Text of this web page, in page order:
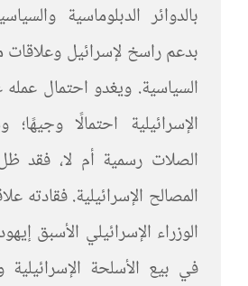
بالدوائر الدبلوماسية
بدعم راسخ لإسرائيل
السياسية. ويغدو احتمال عمله
الإسرائيلية احتمالًا
الصلات رسمية أم لا، فقد
المصالح الإسرائيلية. فقادته
الوزراء الإسرائيلي الأسبق
في بيع الأسلحة الإسرائيلية